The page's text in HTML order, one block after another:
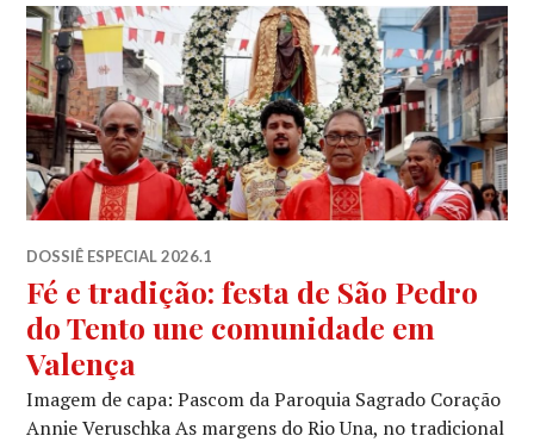
DOSSIÊ ESPECIAL 2026.1
Fé e tradição: festa de São Pedro
do Tento une comunidade em
Valença
Imagem de capa: Pascom da Paroquia Sagrado Coração
Annie Veruschka As margens do Rio Una, no tradicional